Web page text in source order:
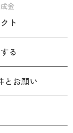
金
ト
る
とお願い